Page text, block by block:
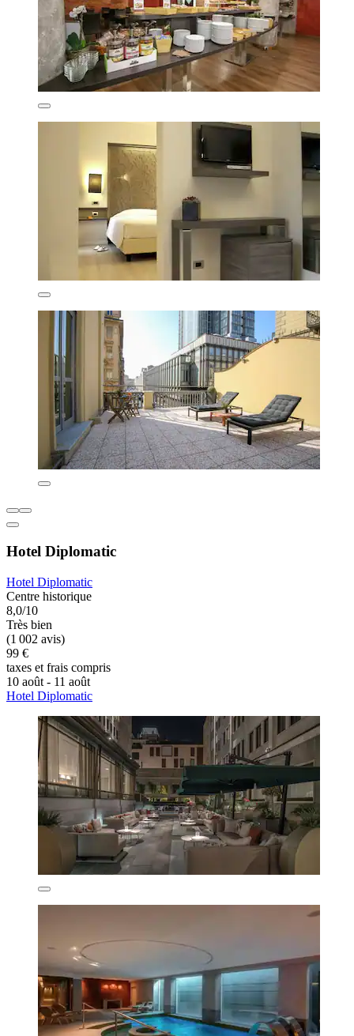
Hotel Diplomatic
Hotel Diplomatic
Centre historique
8,0/10
Très bien
(1 002 avis)
99 €
taxes et frais compris
10 août - 11 août
Hotel Diplomatic